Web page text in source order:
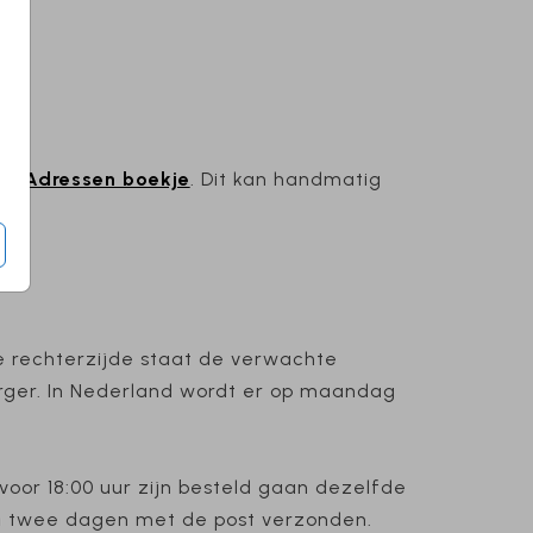
Adressen boekje. Dit kan handmatig
rechterzijde staat de verwachte
In Nederland wordt er op maandag
18:00 uur zijn besteld gaan dezelfde
dagen met de post verzonden.